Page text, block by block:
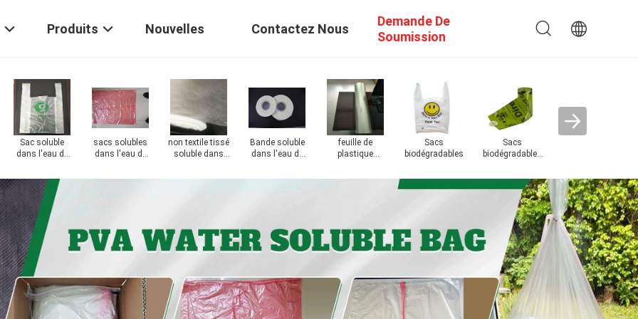
Produits Nouvelles Contactez Nous
Demande De
Soumission